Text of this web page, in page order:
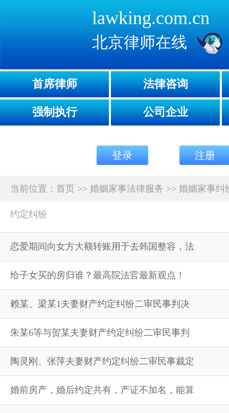
lawking.com.cn
北京律师在线
首席律师 法律咨询
强制执行 公司企业
登录 注册
当前位置： 首页 >> 婚姻家事法律服务 >> 婚姻家事纠
约定纠纷
恋爱期间向女方大额转账用于去韩国整容，法
给子女买的房归谁？最高院法官最新观点！
赖某、梁某1夫妻财产约定纠纷二审民事判决
朱某6等与贺某夫妻财产约定纠纷二审民事判
陶灵刚、张萍夫妻财产约定纠纷二审民事裁定
婚前房产，婚后约定共有，产证不加名，能算